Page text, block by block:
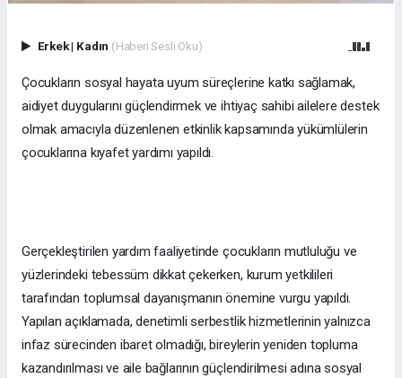
Erkek| Kadın (Haberi Sesli Oku)
Çocukların sosyal hayata uyum süreçlerine katkı sağlamak,
aidiyet duygularını güçlendirmek ve ihtiyaç sahibi ailelere destek
olmak amacıyla düzenlenen etkinlik kapsamında yükümlülerin
çocuklarına kıyafet yardımı yapıldı.
Gerçekleştirilen yardım faaliyetinde çocukların mutluluğu ve
yüzlerindeki tebessüm dikkat çekerken, kurum yetkilileri
tarafından toplumsal dayanışmanın önemine vurgu yapıldı.
Yapılan açıklamada, denetimli serbestlik hizmetlerinin yalnızca
infaz sürecinden ibaret olmadığı, bireylerin yeniden topluma
kazandırılması ve aile bağlarının güçlendirilmesi adına sosyal